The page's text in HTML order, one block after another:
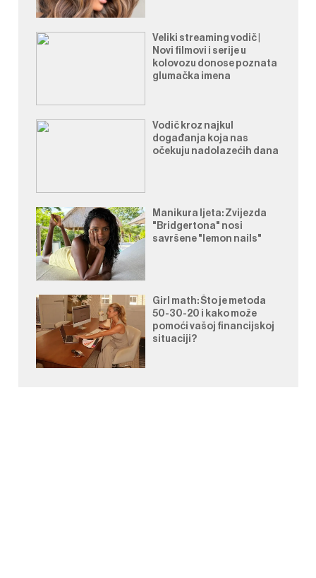
Veliki streaming vodič |
Novi filmovi i serije u
kolovozu donose poznata
glumačka imena
Vodič kroz najkul
događanja koja nas
očekuju nadolazećih dana
Manikura ljeta: Zvijezda
"Bridgertona" nosi
savršene "lemon nails"
Girl math: Što je metoda
50-30-20 i kako može
pomoći vašoj financijskoj
situaciji?